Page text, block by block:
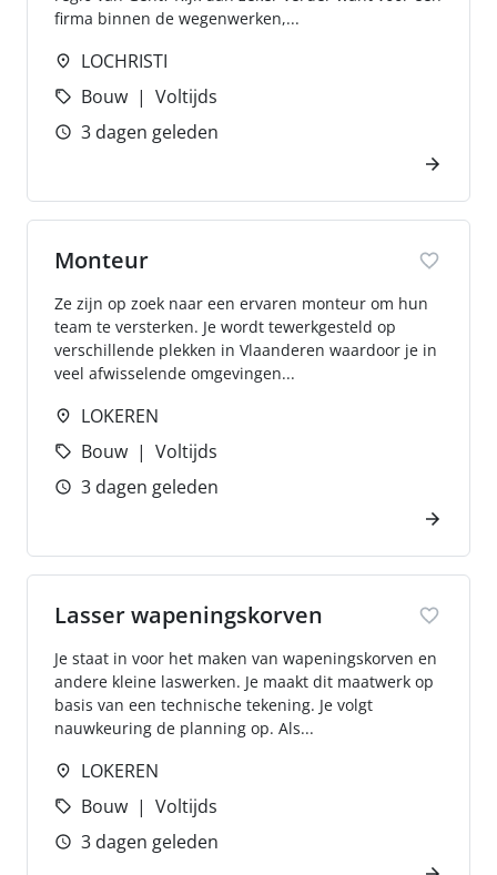
firma binnen de wegenwerken,...
LOCHRISTI
Bouw
Voltijds
3 dagen geleden
Monteur
Ze zijn op zoek naar een ervaren monteur om hun
team te versterken. Je wordt tewerkgesteld op
verschillende plekken in Vlaanderen waardoor je in
veel afwisselende omgevingen...
LOKEREN
Bouw
Voltijds
3 dagen geleden
Lasser wapeningskorven
Je staat in voor het maken van wapeningskorven en
andere kleine laswerken. Je maakt dit maatwerk op
basis van een technische tekening. Je volgt
nauwkeuring de planning op. Als...
LOKEREN
Bouw
Voltijds
3 dagen geleden